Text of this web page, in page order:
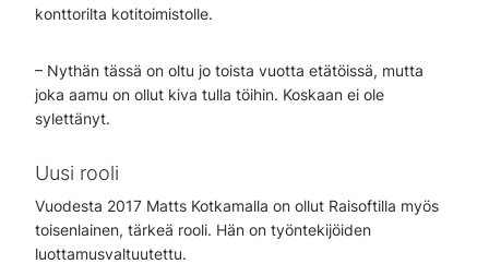
konttorilta kotitoimistolle.
– Nythän tässä on oltu jo toista vuotta etätöissä, mutta
joka aamu on ollut kiva tulla töihin. Koskaan ei ole
sylettänyt.
Uusi rooli
Vuodesta 2017 Matts Kotkamalla on ollut Raisoftilla myös
toisenlainen, tärkeä rooli. Hän on työntekijöiden
luottamusvaltuutettu.